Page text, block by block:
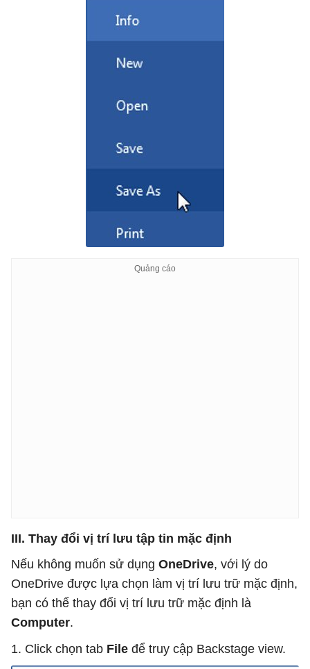
III. Thay đổi vị trí lưu tập tin mặc định
Nếu không muốn sử dụng OneDrive, với lý do
OneDrive được lựa chọn làm vị trí lưu trữ mặc định,
bạn có thể thay đổi vị trí lưu trữ mặc định là
Computer.
1. Click chọn tab File để truy cập Backstage view.